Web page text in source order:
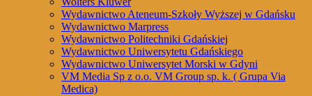
Wydawnictwo Ateneum-Szkoły Wyższej w Gdańsku
Wydawnictwo Marpress
Wydawnictwo Politechniki Gdańskiej
Wydawnictwo Uniwersytetu Gdańskiego
Wydawnictwo Uniwersytet Morski w Gdyni
VM Media Sp z o.o. VM Group sp. k. ( Grupa Via
Medica)